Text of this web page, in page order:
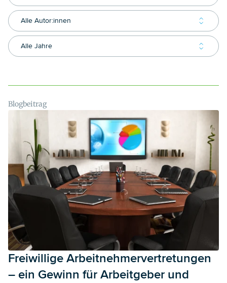
Alle Autor:innen
Alle Jahre
Blogbeitrag
Freiwillige Arbeitnehmervertretungen
– ein Gewinn für Arbeitgeber und